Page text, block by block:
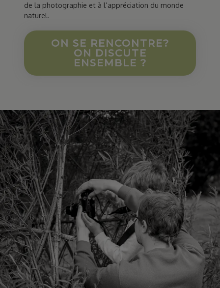
de la photographie et à l’appréciation du monde
naturel.
ON SE RENCONTRE?
ON DISCUTE
ENSEMBLE ?